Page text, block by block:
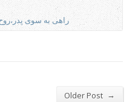
راهی به سوی
Older Post →